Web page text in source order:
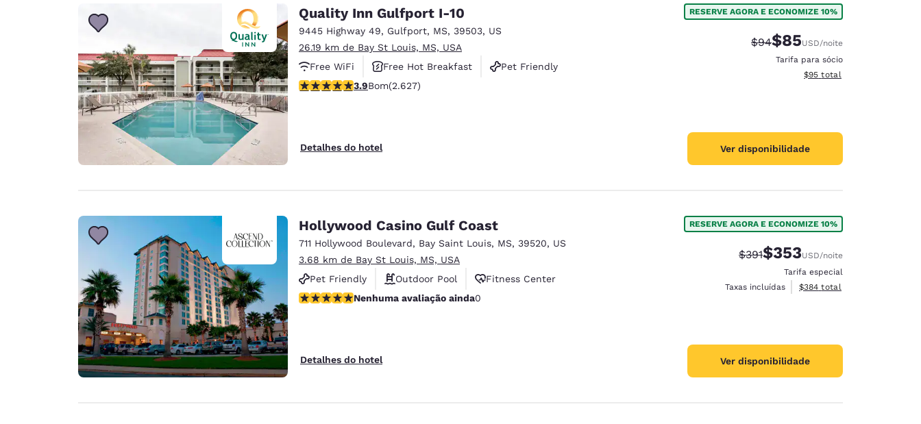
Quality Inn Gulfport I-10
9445 Highway 49, Gulfport, MS, 39503, US
26.19 km de Bay St Louis, MS, USA
Free WiFi
Free Hot Breakfast
Pet Friendly
classificação 3.93 estrelas. Bom. 2627 avaliações
3.9Bom(2.627)
Detalhes do hotel
RESERVE AGORA E ECONOMIZE 10%
Tarifa anterior “tachada”:
$94Tarifa com desconto:
$85USD/noite
Tarifa para sócio
Exibir detalhes do total
$95 total
Ver disponibilidade
Hollywood Casino Gulf Coast
711 Hollywood Boulevard, Bay Saint Louis, MS, 39520, US
3.68 km de Bay St Louis, MS, USA
Pet Friendly
Outdoor Pool
Fitness Center
Nenhuma avaliação ainda
Nenhuma avaliação ainda0
Detalhes do hotel
RESERVE AGORA E ECONOMIZE 10%
Tarifa anterior “tachada”:
$391Tarifa com desconto:
$353USD/noite
Tarifa especial
Taxas incluídas
Exibir detalhes do total
$384 total
Ver disponibilidade